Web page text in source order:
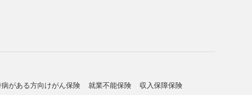
病がある方向けがん保険 就業不能保険 収入保障保険